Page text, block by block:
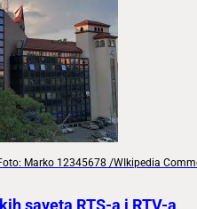
Marko 12345678 /WIkipedia